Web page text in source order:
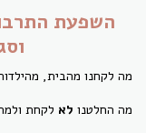
השפעת
מה לקחנו מהבית,
מה החלטנו לא לקחת